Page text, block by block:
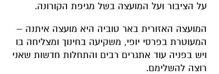
על הציבור ועל המועצה בשל מגיפת הקורונה.
המועצה האזורית באר טוביה היא מועצה איתנה –
המעוטרת בפרסי יופי, משקיעה בחינוך ומצליחה בו
ויש בפניה עוד אתגרים רבים והתחלות חדשות שאני
רוצה להשלימם.